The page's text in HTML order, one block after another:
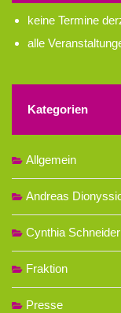
keine Termine
alle
Kategorien
Allgemein
Andreas
Cynthia Schneider
Fraktion
Presse